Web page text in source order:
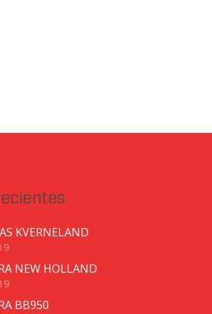
KVERNELAND
NEW HOLLAND
BB950